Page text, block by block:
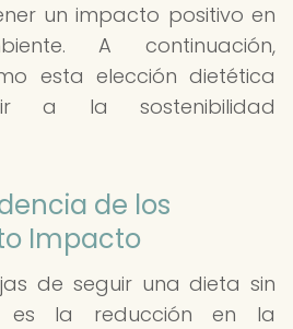
un impacto positivo en
A continuación,
esta elección dietética
a la sostenibilidad
de los
Impacto
de seguir una dieta sin
la reducción en la